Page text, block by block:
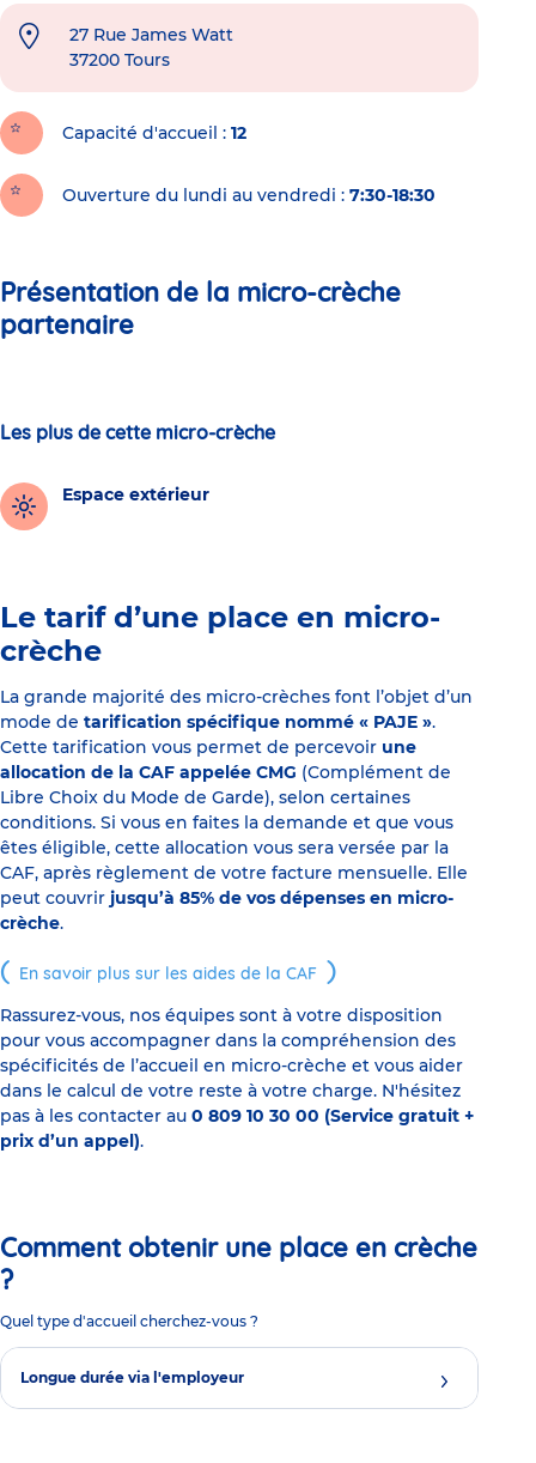
27 Rue James Watt
37200 Tours
Capacité d'accueil 12
Ouverture du lundi au vendredi : 7:30-18:30
Présentation de la micro-crèche
partenaire
Les plus de cette micro-crèche
Espace extérieur
Le tarif d’une place en micro-
crèche
La grande majorité des micro-crèches font l’objet d’un
mode de tarification spécifique nommé « PAJE ».
Cette tarification vous permet de percevoir une
allocation de la CAF appelée CMG (Complément de
Libre Choix du Mode de Garde), selon certaines
conditions. Si vous en faites la demande et que vous
êtes éligible, cette allocation vous sera versée par la
CAF, après règlement de votre facture mensuelle. Elle
peut couvrir jusqu’à 85% de vos dépenses en micro-
crèche.
En savoir plus sur les aides de la CAF
Rassurez-vous, nos équipes sont à votre disposition
pour vous accompagner dans la compréhension des
spécificités de l’accueil en micro-crèche et vous aider
dans le calcul de votre reste à votre charge. N'hésitez
pas à les contacter au 0 809 10 30 00 (Service gratuit +
prix d’un appel).
Comment obtenir une place en crèche
?
Quel type d'accueil cherchez-vous ?
Longue durée via l'employeur